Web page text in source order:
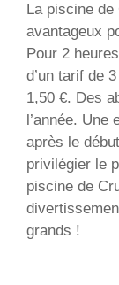
La piscine
avantageux
Pour 2
d’un tarif de
1,50 €. Des
l’année.
après le
privilégier le
piscine de
grands !